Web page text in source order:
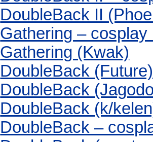
DoubleBack II
Gathering – cosplay
Gathering (Kwak)
DoubleBack (Future)
DoubleBack
DoubleBack (k/
DoubleBack –